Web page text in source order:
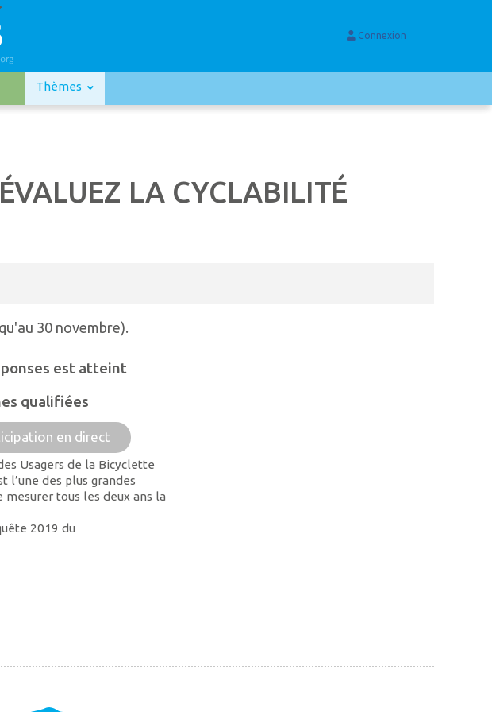
Connexion
Thèmes
LA CYCLABILITÉ
30 novembre).
est atteint
qualifiées
en direct
Usagers de la Bicyclette
l’une des plus grandes
tous les deux ans la
2019 du